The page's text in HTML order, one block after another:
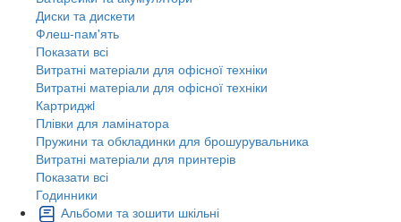
Диски та дискети
Флеш-пам'ять
Показати всі
Витратні матеріали для офісної техніки
Витратні матеріали для офісної техніки
Картриджi
Плівки для ламінатора
Пружини та обкладинки для брошурувальника
Витратні матеріали для принтерів
Показати всі
Годинники
Альбоми та зошити шкільні